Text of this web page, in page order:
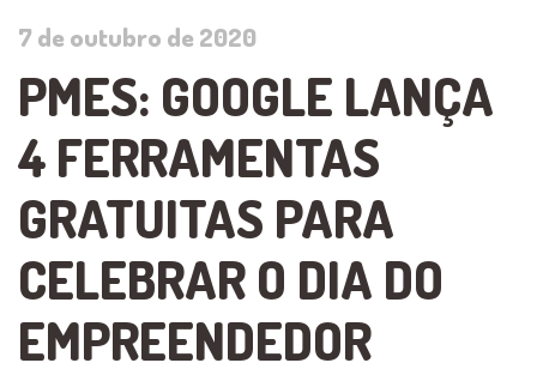
7 de outubro de 2020
PMES: GOOGLE LANÇA
4 FERRAMENTAS
GRATUITAS PARA
CELEBRAR O DIA DO
EMPREENDEDOR